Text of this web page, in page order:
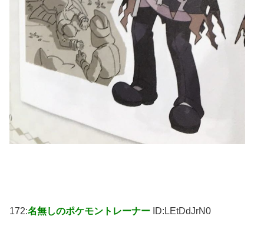
172:名無しのポケモントレーナー ID:LEtDdJrN0